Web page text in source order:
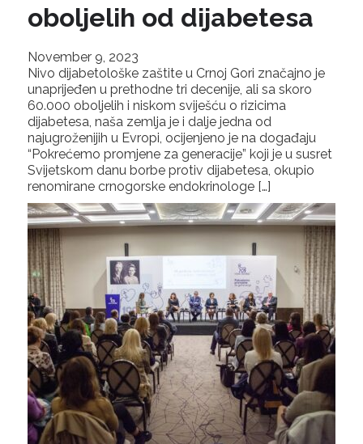
oboljelih od dijabetesa
November 9, 2023
Nivo dijabetološke zaštite u Crnoj Gori značajno je
unaprijeđen u prethodne tri decenije, ali sa skoro
60.000 oboljelih i niskom sviješću o rizicima
dijabetesa, naša zemlja je i dalje jedna od
najugroženijih u Evropi, ocijenjeno je na događaju
“Pokrećemo promjene za generacije” koji je u susret
Svijetskom danu borbe protiv dijabetesa, okupio
renomirane crnogorske endokrinologe […]